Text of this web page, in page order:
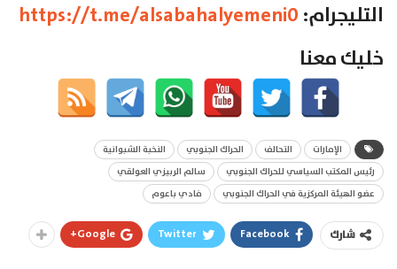
التليجرام:https://t.me/alsabahalyemeni0
خليك معنا
الإمارات التحالف الحراك الجنوبي
النخبة الشبوانية
رئيس المكتب السياسي للحراك الجنوبي
سالم الربيزي العولقي
عضو الهيئة المركزية في الحراك الجنوبي
فادي باعوم
شارك Facebook
Twitter
Google+